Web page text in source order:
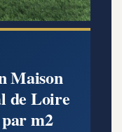
Maison
de Loire
m2